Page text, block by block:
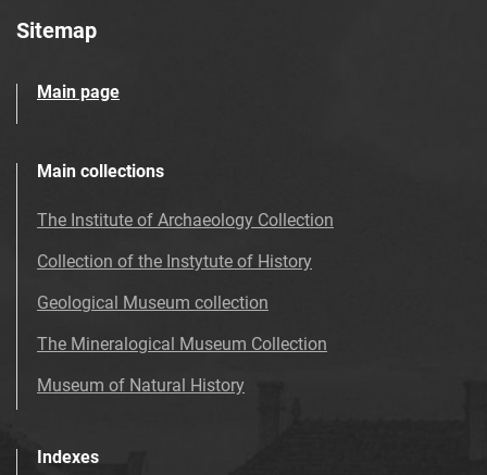
Sitemap
Main page
Main collections
The Institute of Archaeology Collection
Collection of the Instytute of History
Geological Museum collection
The Mineralogical Museum Collection
Museum of Natural History
Indexes